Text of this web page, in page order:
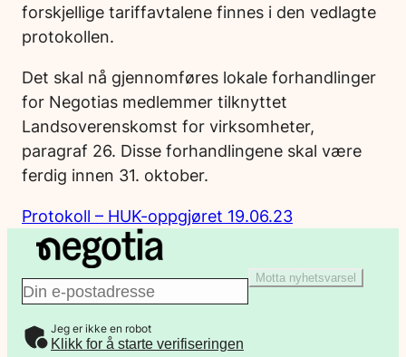
forskjellige tariffavtalene finnes i den vedlagte
protokollen.
Det skal nå gjennomføres lokale forhandlinger
for Negotias medlemmer tilknyttet
Landsoverenskomst for virksomheter,
paragraf 26. Disse forhandlingene skal være
ferdig innen 31. oktober.
Protokoll – HUK-oppgjøret 19.06.23
E
-
Motta nyhetsvarsel
Jeg er ikke en robot
Klikk for å starte verifiseringen